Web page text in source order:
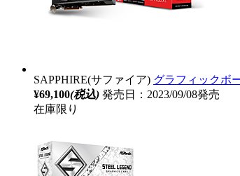
SAPPHIRE(サファイア) グラフィックボ
¥69,100(税込) 発売日：2023/09/08発売
在庫限り